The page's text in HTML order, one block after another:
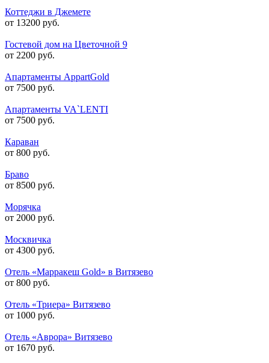
Коттеджи в Джемете
от 13200 руб.
Гостевой дом на Цветочной 9
от 2200 руб.
Апартаменты AppartGold
от 7500 руб.
Апартаменты VA`LENTI
от 7500 руб.
Караван
от 800 руб.
Браво
от 8500 руб.
Морячка
от 2000 руб.
Москвичка
от 4300 руб.
Отель «Марракеш Gold» в Витязево
от 800 руб.
Отель «Триера» Витязево
от 1000 руб.
Отель «Аврора» Витязево
от 1670 руб.